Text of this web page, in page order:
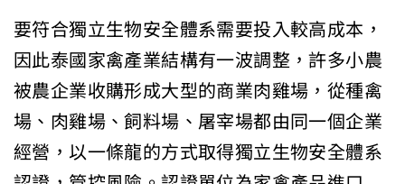
要符合獨立生物安全體系需要投入較高成本，
因此泰國家禽產業結構有一波調整，許多小農
被農企業收購形成大型的商業肉雞場，從種禽
場、肉雞場、飼料場、屠宰場都由同一個企業
經營，以一條龍的方式取得獨立生物安全體系